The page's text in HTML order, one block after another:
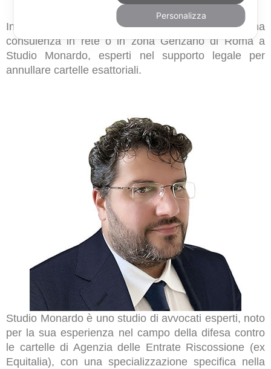
In questo caso, ti consigliamo di far richiesta di una
consulenza in rete o in zona Genzano di Roma a
Studio Monardo, esperti nel supporto legale per
annullare cartelle esattoriali.
Studio Monardo è uno studio di avvocati esperti, noto
per la sua esperienza nel campo della difesa contro
le cartelle di Agenzia delle Entrate Riscossione (ex
Equitalia), con una specializzazione specifica nella
Personalizza